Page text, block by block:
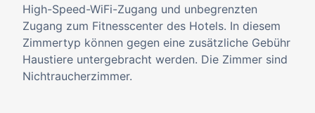
High-Speed-WiFi-Zugang und unbegrenzten
Zugang zum Fitnesscenter des Hotels. In diesem
Zimmertyp können gegen eine zusätzliche Gebühr
Haustiere untergebracht werden. Die Zimmer sind
Nichtraucherzimmer.